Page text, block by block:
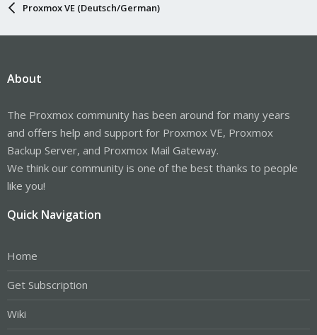
Proxmox VE (Deutsch/German)
About
The Proxmox community has been around for many years
and offers help and support for Proxmox VE, Proxmox
Backup Server, and Proxmox Mail Gateway.
We think our community is one of the best thanks to people
like you!
Quick Navigation
Home
Get Subscription
Wiki